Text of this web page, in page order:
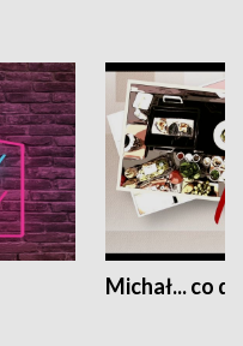
Michał... co